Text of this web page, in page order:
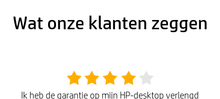
Wat onze klanten zeggen
Ik heb de garantie op mijn HP-desktop verlengd